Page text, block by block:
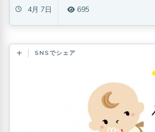
4月 7日 695
SNSでシェア